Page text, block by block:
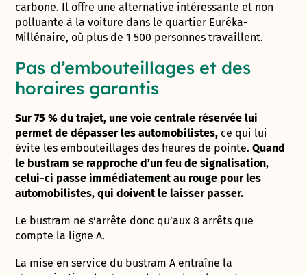
carbone. Il offre une alternative intéressante et non
polluante à la voiture dans le quartier Eurêka-
Millénaire, où plus de 1 500 personnes travaillent.
Pas d’embouteillages et des
horaires garantis
Sur 75 % du trajet, une voie centrale réservée lui
permet de dépasser les automobilistes, ce qui lui
évite les embouteillages des heures de pointe.Quand
le bustram se rapproche d’un feu de signalisation,
celui-ci passe immédiatement au rouge pour les
automobilistes, qui doivent le laisser passer.
Le bustram ne s’arrête donc qu’aux 8 arrêts que
compte la ligne A.
La mise en service du bustram A entraîne la